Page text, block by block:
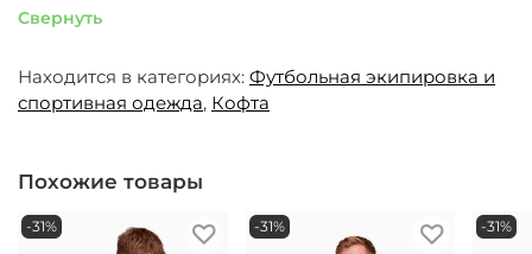
Свернуть
Находится в категориях: Футбольная экипировка и
спортивная одежда, Кофта
Похожие товары
-31% -31% -31%